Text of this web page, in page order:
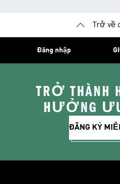
Trở về
Đăng nhập
TRỞ THÀNH
HƯỞNG
ĐĂNG KÝ